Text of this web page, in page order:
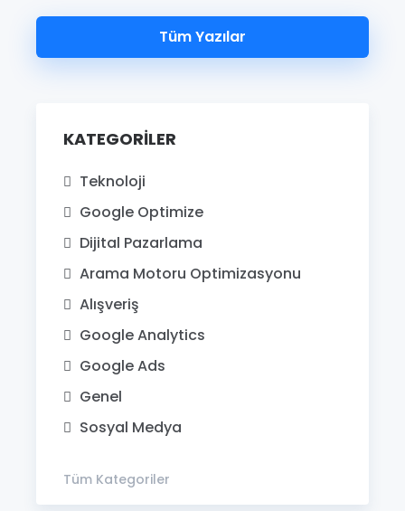
Tüm Yazılar
KATEGORILER
Teknoloji
Google Optimize
Dijital Pazarlama
Arama Motoru Optimizasyonu
Alışveriş
Google Analytics
Google Ads
Genel
Sosyal Medya
Tüm Kategoriler